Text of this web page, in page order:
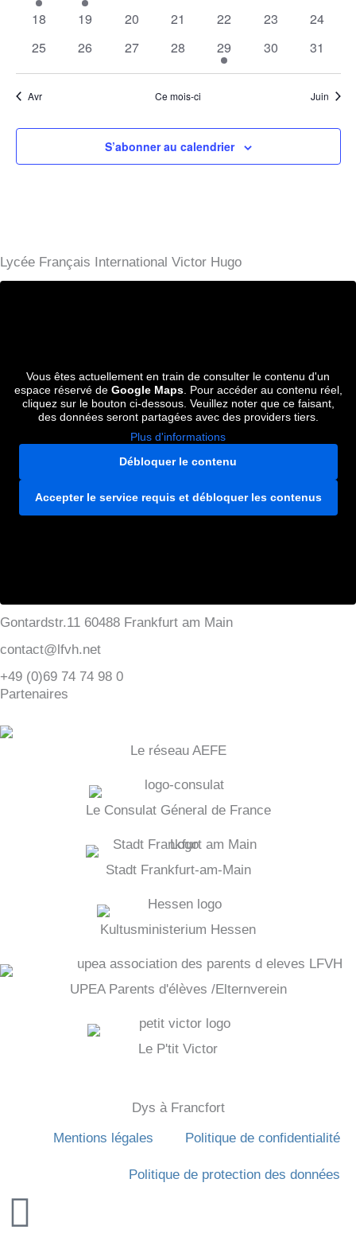
évènementévènement
0
18
0
19
0
20
0
21
0
22
0
23
0
24
0
25
0
26
0
27
0
évènements
28
1
évènement
29
0
30
0
31
Avr Ce mois-ci Juin
S’abonner au calendrier
Lycée Français International Victor Hugo
Vous êtes actuellement en train de consulter le contenu d'un
espace réservé de Google Maps. Pour accéder au contenu réel,
cliquez sur le bouton ci-dessous. Veuillez noter que ce faisant,
des données seront partagées avec des providers tiers.
Plus d'informations
Débloquer le contenu
Accepter le service requis et débloquer les contenus
Gontardstr.11 60488 Frankfurt am Main
contact@lfvh.net
+49 (0)69 74 74 98 0
Partenaires
Le réseau AEFE
Le Consulat Géneral de France
Stadt Frankfurt-am-Main
Kultusministerium Hessen
UPEA Parents d'élèves /Elternverein
Le P'tit Victor
Dys à Francfort
Mentions légales
Politique de confidentialité
Politique de protection des données